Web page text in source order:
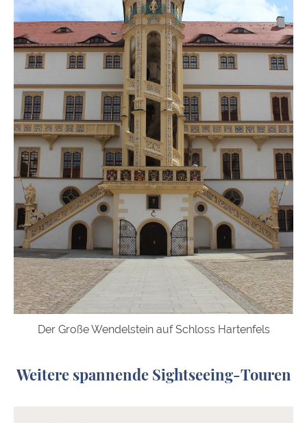
Der Große Wendelstein auf Schloss Hartenfels
Weitere spannende Sightseeing-Touren